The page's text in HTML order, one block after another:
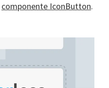
componente IconButton.